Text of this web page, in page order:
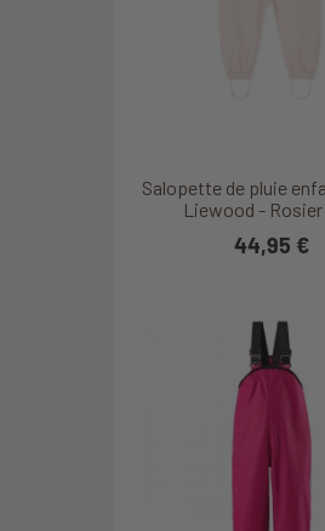
Salopette de pluie
Liewood - Rosier
44,95 €